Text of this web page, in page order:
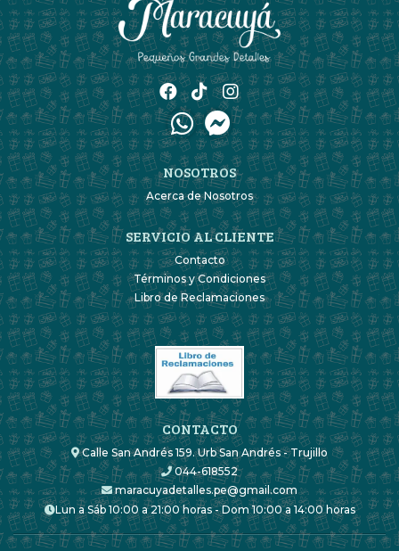
NOSOTROS
Acerca de Nosotros
SERVICIO AL CLIENTE
Contacto
Términos y Condiciones
Libro de Reclamaciones
CONTACTO
Calle San Andrés 159. Urb San Andrés - Trujillo
044-618552
maracuyadetalles.pe@gmail.com
Lun a Sáb 10:00 a 21:00 horas - Dom 10:00 a 14:00 horas